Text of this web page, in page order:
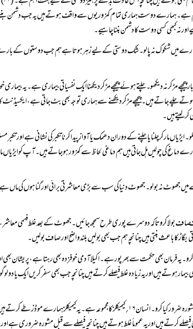
اور نہ کبھی کسی دوست کا دشمن بننا چاہیے۔
لیتے ہیں۔
بگاڑ کا باعث بنتی ہیں چنانچہ ہم جب بھی بولیں بلند واضح اور صاف بولیں۔